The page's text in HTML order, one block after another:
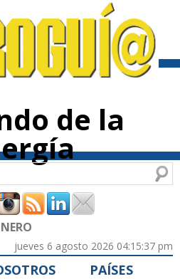
de la
jueves 6 agosto 2026 04:15:37 pm
PAÍSES